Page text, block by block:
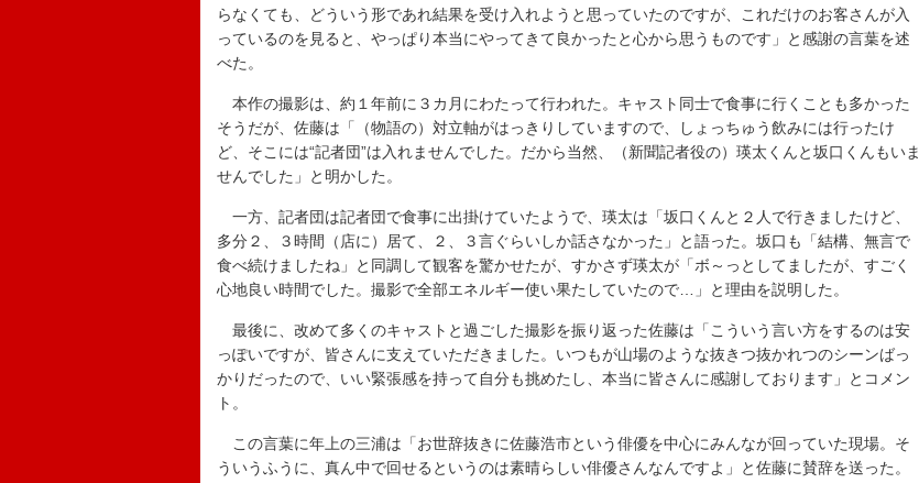
らなくても、どういう形であれ結果を受け入れようと思っていたのですが、これだけのお客さんが入
っているのを見ると、やっぱり本当にやってきて良かったと心から思うものです」と感謝の言葉を述
べた。
本作の撮影は、約１年前に３カ月にわたって行われた。キャスト同士で食事に行くことも多かった
そうだが、佐藤は「（物語の）対立軸がはっきりしていますので、しょっちゅう飲みには行ったけ
ど、そこには“記者団”は入れませんでした。だから当然、（新聞記者役の）瑛太くんと坂口くんもいま
せんでした」と明かした。
一方、記者団は記者団で食事に出掛けていたようで、瑛太は「坂口くんと２人で行きましたけど、
多分２、３時間（店に）居て、２、３言ぐらいしか話さなかった」と語った。坂口も「結構、無言で
食べ続けましたね」と同調して観客を驚かせたが、すかさず瑛太が「ボ～っとしてましたが、すごく
心地良い時間でした。撮影で全部エネルギー使い果たしていたので…」と理由を説明した。
最後に、改めて多くのキャストと過ごした撮影を振り返った佐藤は「こういう言い方をするのは安
っぽいですが、皆さんに支えていただきました。いつもが山場のような抜きつ抜かれつのシーンばっ
かりだったので、いい緊張感を持って自分も挑めたし、本当に皆さんに感謝しております」とコメン
ト。
この言葉に年上の三浦は「お世辞抜きに佐藤浩市という俳優を中心にみんなが回っていた現場。そ
ういうふうに、真ん中で回せるというのは素晴らしい俳優さんなんですよ」と佐藤に賛辞を送った。